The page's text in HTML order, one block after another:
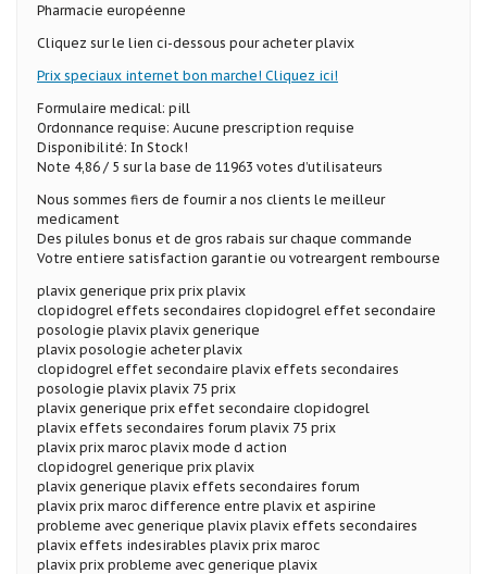
Pharmacie européenne
Cliquez sur le lien ci-dessous pour acheter plavix
Prix speciaux internet bon marche! Cliquez ici!
Formulaire medical: pill
Ordonnance requise: Aucune prescription requise
Disponibilité: In Stock!
Note 4,86 / 5 sur la base de 11963 votes d’utilisateurs
Nous sommes fiers de fournir a nos clients le meilleur
medicament
Des pilules bonus et de gros rabais sur chaque commande
Votre entiere satisfaction garantie ou votreargent rembourse
plavix generique prix prix plavix
clopidogrel effets secondaires clopidogrel effet secondaire
posologie plavix plavix generique
plavix posologie acheter plavix
clopidogrel effet secondaire plavix effets secondaires
posologie plavix plavix 75 prix
plavix generique prix effet secondaire clopidogrel
plavix effets secondaires forum plavix 75 prix
plavix prix maroc plavix mode d action
clopidogrel generique prix plavix
plavix generique plavix effets secondaires forum
plavix prix maroc difference entre plavix et aspirine
probleme avec generique plavix plavix effets secondaires
plavix effets indesirables plavix prix maroc
plavix prix probleme avec generique plavix